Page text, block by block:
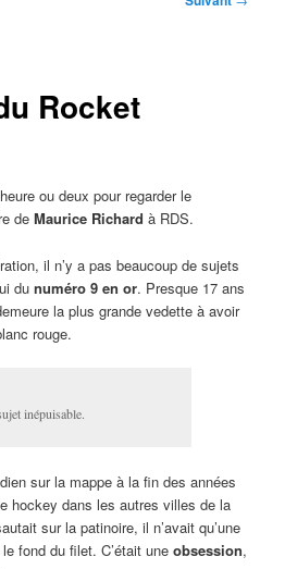
Rocket
ou deux pour regarder le
deMaurice Richard à RDS.
il n’y a pas beaucoup de sujets
dunuméro 9 en or. Presque 17 ans
la plus grande vedette à avoir
rouge.
inépuisable.
sur la mappe à la fin des années
hockey dans les autres villes de la
sur la patinoire, il n’avait qu’une
fond du filet. C’était uneobsession,